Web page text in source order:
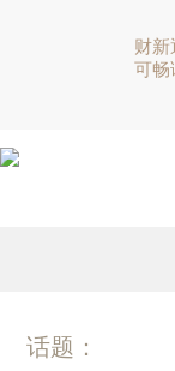
财新
可畅
话题：